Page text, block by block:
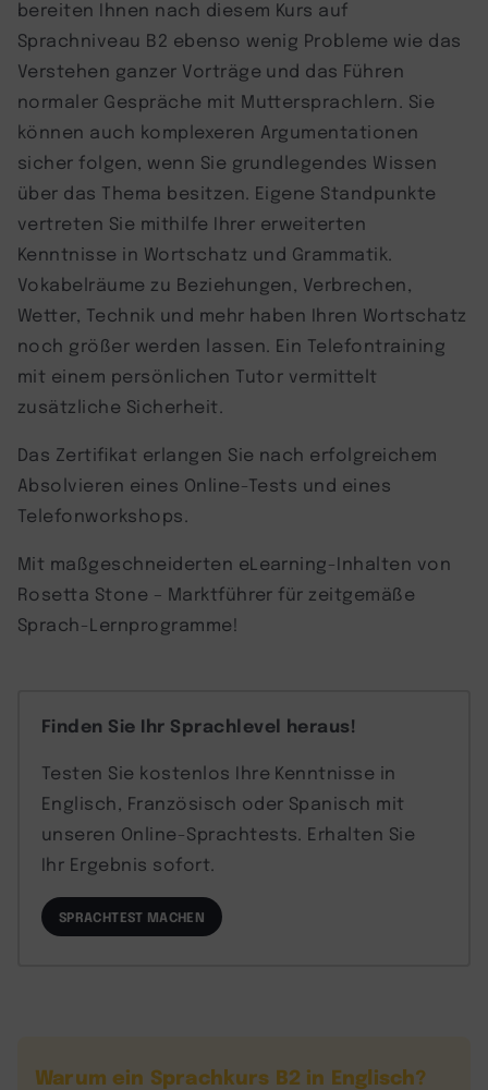
bereiten Ihnen nach diesem Kurs auf
Sprachniveau B2 ebenso wenig Probleme wie das
Verstehen ganzer Vorträge und das Führen
normaler Gespräche mit Muttersprachlern. Sie
können auch komplexeren Argumentationen
sicher folgen, wenn Sie grundlegendes Wissen
über das Thema besitzen. Eigene Standpunkte
vertreten Sie mithilfe Ihrer erweiterten
Kenntnisse in Wortschatz und Grammatik.
Vokabelräume zu Beziehungen, Verbrechen,
Wetter, Technik und mehr haben Ihren Wortschatz
noch größer werden lassen. Ein Telefontraining
mit einem persönlichen Tutor vermittelt
zusätzliche Sicherheit.
Das Zertifikat erlangen Sie nach erfolgreichem
Absolvieren eines Online-Tests und eines
Telefonworkshops.
Mit maßgeschneiderten eLearning-Inhalten von
Rosetta Stone – Marktführer für zeitgemäße
Sprach-Lernprogramme!
Finden Sie Ihr Sprachlevel heraus!
Testen Sie kostenlos Ihre Kenntnisse in
Englisch, Französisch oder Spanisch mit
unseren Online-Sprachtests. Erhalten Sie
Ihr Ergebnis sofort.
SPRACHTEST MACHEN
Warum ein Sprachkurs B2 in Englisch?